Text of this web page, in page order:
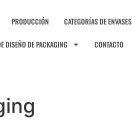
PRODUCCIÓN CATEGORÍAS DE ENVASES
DISEÑO DE PACKAGING CONTACTO